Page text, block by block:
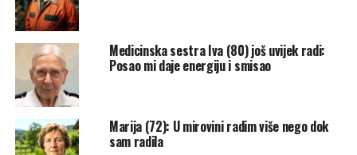
Medicinska sestra Iva (80) još uvijek radi:
Posao mi daje energiju i smisao
Marija (72): U mirovini radim više nego dok
sam radila